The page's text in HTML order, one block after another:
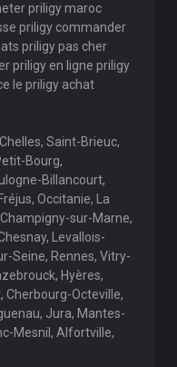
priligy maroc
priligy commander
priligy pas cher
priligy en ligne priligy
le priligy achat
Saint-Brieuc,
Bourg,
Billancourt,
Occitanie, La
sur-Marne,
Levallois-
Seine, Rennes, Vitry-
Hyères,
Cherbourg-Octeville,
Jura, Mantes-
Mesnil, Alfortville,